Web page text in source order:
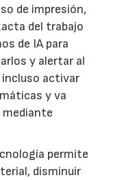
de impresión,
del trabajo
de IA para
y alertar al
incluso activar
y va
permite
disminuir